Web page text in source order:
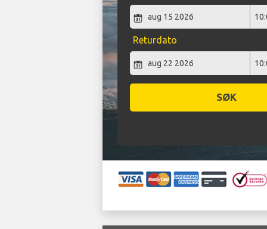
Returdato
SØK